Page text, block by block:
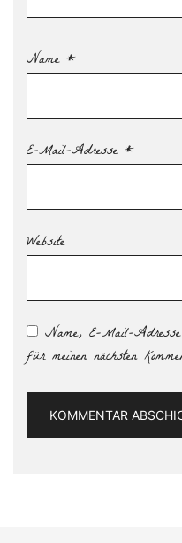
Name *
E-Mail-Adresse *
Website
Name, E-Mail-
für meinen nächsten